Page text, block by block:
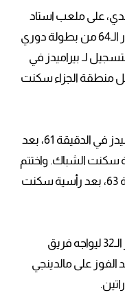
على ملعب استاد
الدفاع الجوي، ضمن منافسات إياب دور الـ64 من بطولة دوري
لـ بيراميدز في
داخل منطقة الجزاء سكنت
وأضاف أحمد عاطف الهدف الثاني لبيراميدز في الدقيقة 61، بعد
سكنت الشباك. واختتم
محمد حمدي ثلاثية بيراميدز في الدقيقة 63، بعد رأسية سكنت
وبتلك النتيجة يتأهل نادي بيراميدز لدور الـ32 ليواجه فريق
الفوز على مالدينجي